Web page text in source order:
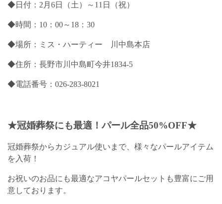
◆日付：2月6日（土）～11日（祝）
◆時間：10：00～18：30
◆場所：ミス・ハーティー 川中島本店
◆住所：長野市川中島町今井1834-5
◆電話番号：026-283-8021
★冠婚葬祭にも最適！パール全品50%OFF★
冠婚葬祭からカジュアル使いまで、様々なパールアイテム
を入荷！
お祝いのお品にも最適なアコヤパールセットも豊富にご用
意しております。